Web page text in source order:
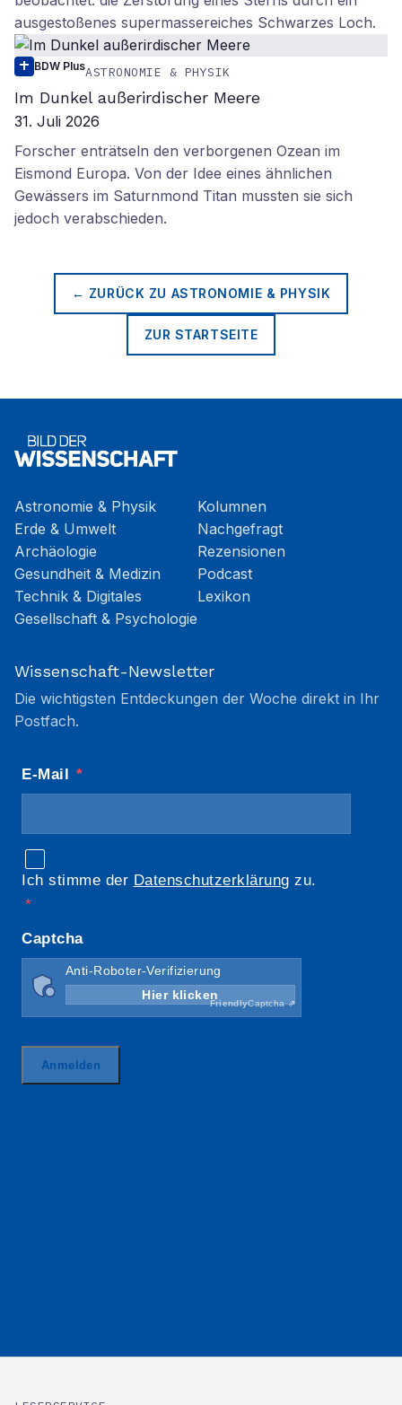
ausgestoßenes supermassereiches Schwarzes Loch.
BDW PlusASTRONOMIE & PHYSIK
Im Dunkel außerirdischer Meere
31. Juli 2026
Forscher enträtseln den verborgenen Ozean im
Eismond Europa. Von der Idee eines ähnlichen
Gewässers im Saturnmond Titan mussten sie sich
jedoch verabschieden.
← ZURÜCK ZU ASTRONOMIE & PHYSIK
ZUR STARTSEITE
Astronomie & Physik
Erde & Umwelt
Archäologie
Gesundheit & Medizin
Technik & Digitales
Gesellschaft & Psychologie
Kolumnen
Nachgefragt
Rezensionen
Podcast
Lexikon
Wissenschaft-Newsletter
Die wichtigsten Entdeckungen der Woche direkt in Ihr
Postfach.